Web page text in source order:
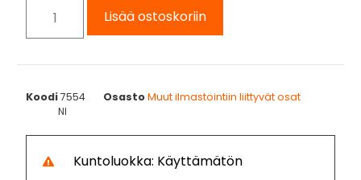
Lisää ostoskoriin
Koodi7554 OsastoMuut ilmastointiin liittyvät osat
NI
Kuntoluokka: Käyttämätön